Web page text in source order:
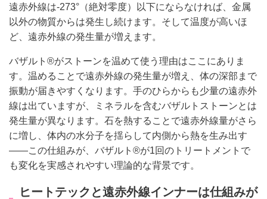
遠赤外線は-273°（絶対零度）以下にならなければ、金属
以外の物質からは発生し続けます。そして温度が高いほ
ど、遠赤外線の発生量が増えます。
バザルト®がストーンを温めて使う理由はここにありま
す。温めることで遠赤外線の発生量が増え、体の深部まで
振動が届きやすくなります。手のひらからも少量の遠赤外
線は出ていますが、ミネラルを含むバザルトストーンとは
発生量が異なります。石を熱することで遠赤外線量がさら
に増し、体内の水分子を揺らして内側から熱を生み出す
——この仕組みが、バザルト®が1回のトリートメントで
も変化を実感されやすい理論的な背景です。
ヒートテックと遠赤外線インナーは仕組みが